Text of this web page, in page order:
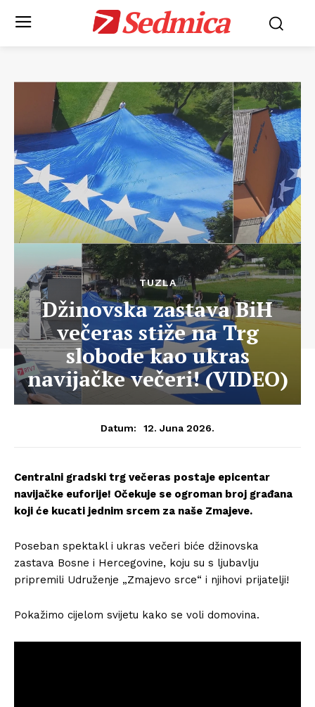
Sedmica
TUZLA
Džinovska zastava BiH
večeras stiže na Trg
slobode kao ukras
navijačke večeri! (VIDEO)
Datum: 12. Juna 2026.
Centralni gradski trg večeras postaje epicentar
navijačke euforije! Očekuje se ogroman broj građana
koji će kucati jednim srcem za naše Zmajeve.
Poseban spektakl i ukras večeri biće džinovska
zastava Bosne i Hercegovine, koju su s ljubavlju
pripremili Udruženje „Zmajevo srce“ i njihovi prijatelji!
Pokažimo cijelom svijetu kako se voli domovina.